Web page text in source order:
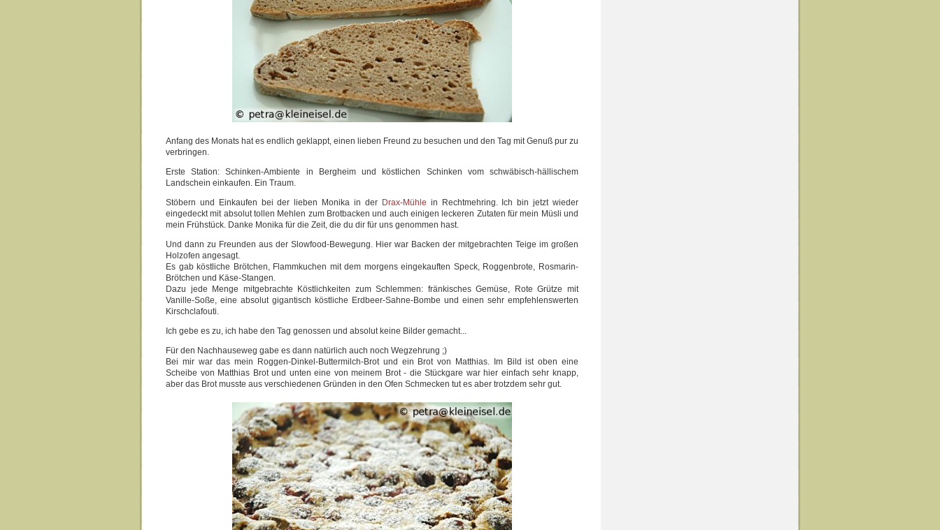
Anfang des Monats hat es endlich geklappt, einen lieben Freund zu besuchen und den Tag mit Genuß pur zu
verbringen.
Erste Station: Schinken-Ambiente in Bergheim und köstlichen Schinken vom schwäbisch-hällischem
Landschein einkaufen. Ein Traum.
Stöbern und Einkaufen bei der lieben Monika in der Drax-Mühle in Rechtmehring. Ich bin jetzt wieder
eingedeckt mit absolut tollen Mehlen zum Brotbacken und auch einigen leckeren Zutaten für mein Müsli und
mein Frühstück. Danke Monika für die Zeit, die du dir für uns genommen hast.
Und dann zu Freunden aus der Slowfood-Bewegung. Hier war Backen der mitgebrachten Teige im großen
Holzofen angesagt.
Es gab köstliche Brötchen, Flammkuchen mit dem morgens eingekauften Speck, Roggenbrote, Rosmarin-
Brötchen und Käse-Stangen.
Dazu jede Menge mitgebrachte Köstlichkeiten zum Schlemmen: fränkisches Gemüse, Rote Grütze mit
Vanille-Soße, eine absolut gigantisch köstliche Erdbeer-Sahne-Bombe und einen sehr empfehlenswerten
Kirschclafouti.
Ich gebe es zu, ich habe den Tag genossen und absolut keine Bilder gemacht...
Für den Nachhauseweg gabe es dann natürlich auch noch Wegzehrung ;)
Bei mir war das mein Roggen-Dinkel-Buttermilch-Brot und ein Brot von Matthias. Im Bild ist oben eine
Scheibe von Matthias Brot und unten eine von meinem Brot - die Stückgare war hier einfach sehr knapp,
aber das Brot musste aus verschiedenen Gründen in den Ofen Schmecken tut es aber trotzdem sehr gut.